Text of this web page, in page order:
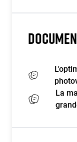
La